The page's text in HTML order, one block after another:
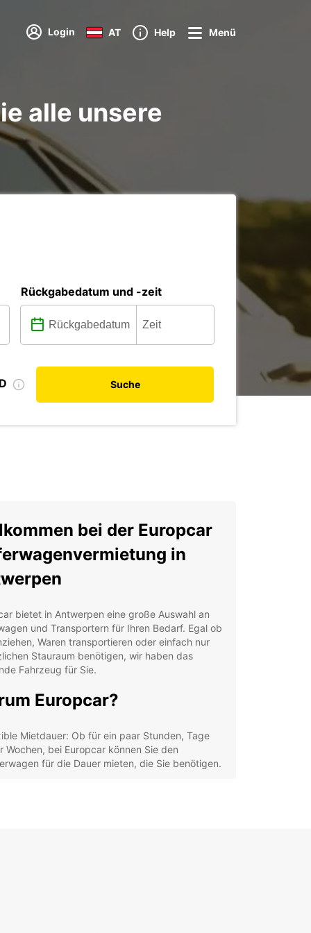
Login AT Help Menü
alle unsere
Rückgabedatum und -zeit
Suche
bei der Europcar
in
bietet in Antwerpen eine große Auswahl an
und Transportern für Ihren Bedarf. Egal ob
Waren transportieren oder einfach nur
Stauraum benötigen, wir haben das
Fahrzeug für Sie.
Europcar?
Mietdauer: Ob für ein paar Stunden, Tage
Wochen, bei Europcar können Sie den
für die Dauer mieten, die Sie benötigen.